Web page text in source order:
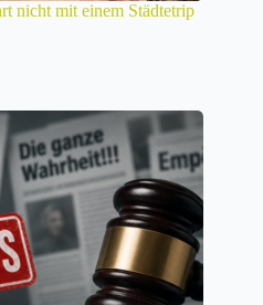
nicht mit einem Städtetrip